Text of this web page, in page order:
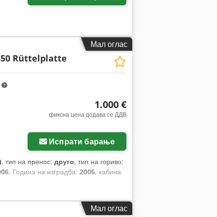
Мал оглас
Rüttelplatte
1.000 €
фиксна цена додава се ДДВ
Испрати барање
, тип на пренос: друго, тип на гориво:
, Година на изградба: 2006, кабина
Мал оглас